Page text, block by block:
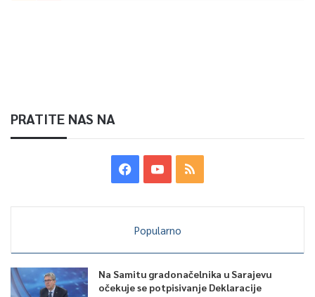
PRATITE NAS NA
Popularno
Na Samitu gradonačelnika u Sarajevu
očekuje se potpisivanje Deklaracije